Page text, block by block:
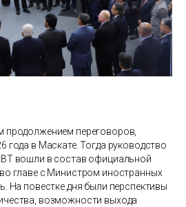
продолжением переговоров,
года в Маскате. Тогда руководство
вошли в состав официальной
главе с Министром иностранных
На повестке дня были перспективы
возможности выхода